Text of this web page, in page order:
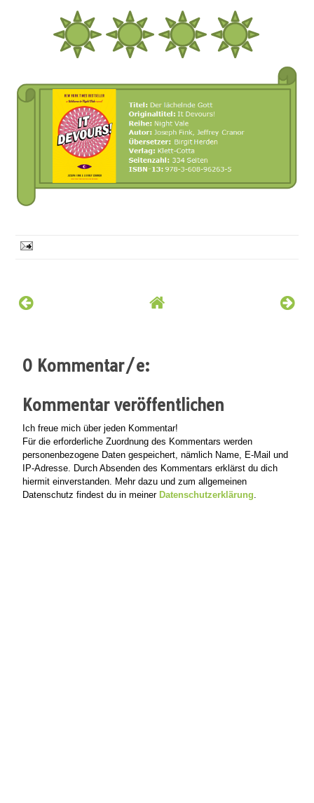
0 Kommentar/e:
Kommentar veröffentlichen
Ich freue mich über jeden Kommentar!
Für die erforderliche Zuordnung des Kommentars werden
personenbezogene Daten gespeichert, nämlich Name, E-Mail und
IP-Adresse. Durch Absenden des Kommentars erklärst du dich
hiermit einverstanden. Mehr dazu und zum allgemeinen
Datenschutz findest du in meiner Datenschutzerklärung